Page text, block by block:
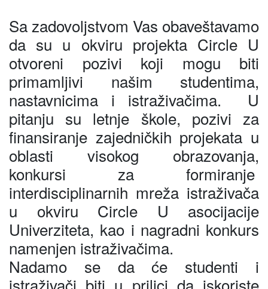
Sa zadovoljstvom Vas obaveštavamo
da su u okviru projekta Circle U
otvoreni pozivi koji mogu biti
primamljivi našim studentima,
nastavnicima i istraživačima. U
pitanju su letnje škole, pozivi za
finansiranje zajedničkih projekata u
oblasti visokog obrazovanja,
konkursi za formiranje
interdisciplinarnih mreža istraživača
u okviru Circle U asocijacije
Univerziteta, kao i nagradni konkurs
namenjen istraživačima.
Nadamo se da će studenti i
istraživači biti u prilici da iskoriste